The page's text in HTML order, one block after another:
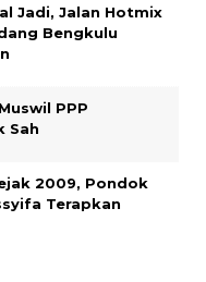
Jadi, Jalan Hotmix
Bengkulu
PPP
Sah
2009, Pondok
Terapkan